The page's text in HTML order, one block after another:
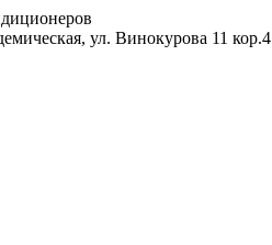
ул. Винокурова 11 кор.4